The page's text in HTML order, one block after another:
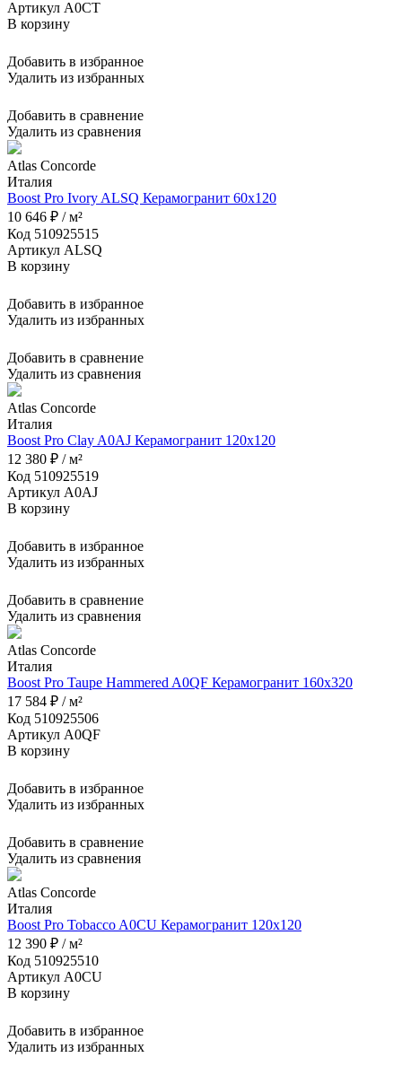
Артикул A0CT
В корзину
Добавить в избранное
Удалить из избранных
Добавить в сравнение
Удалить из сравнения
Atlas Concorde
Италия
Boost Pro Ivory ALSQ Керамогранит 60x120
10 646 ₽ / м²
Код 510925515
Артикул ALSQ
В корзину
Добавить в избранное
Удалить из избранных
Добавить в сравнение
Удалить из сравнения
Atlas Concorde
Италия
Boost Pro Clay A0AJ Керамогранит 120x120
12 380 ₽ / м²
Код 510925519
Артикул A0AJ
В корзину
Добавить в избранное
Удалить из избранных
Добавить в сравнение
Удалить из сравнения
Atlas Concorde
Италия
Boost Pro Taupe Hammered A0QF Керамогранит 160x320
17 584 ₽ / м²
Код 510925506
Артикул A0QF
В корзину
Добавить в избранное
Удалить из избранных
Добавить в сравнение
Удалить из сравнения
Atlas Concorde
Италия
Boost Pro Tobacco A0CU Керамогранит 120x120
12 390 ₽ / м²
Код 510925510
Артикул A0CU
В корзину
Добавить в избранное
Удалить из избранных